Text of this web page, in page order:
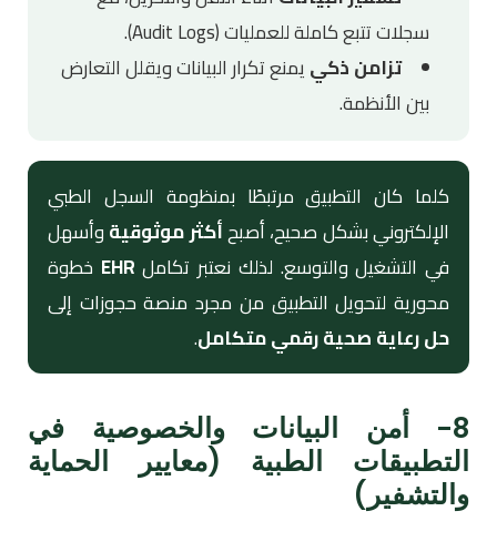
سجلات تتبع كاملة للعمليات (Audit Logs).
تزامن ذكييمنع تكرار البيانات ويقلل التعارض
بين الأنظمة.
كلما كان التطبيق مرتبطًا بمنظومة السجل الطبي
الإلكتروني بشكل صحيح، أصبحأكثر موثوقيةوأسهل
في التشغيل والتوسع. لذلك نعتبر تكامل EHR خطوة
محورية لتحويل التطبيق من مجرد منصة حجوزات إلى
حل رعاية صحية رقمي متكامل.
8- أمن البيانات والخصوصية في
التطبيقات الطبية (معايير الحماية
والتشفير)